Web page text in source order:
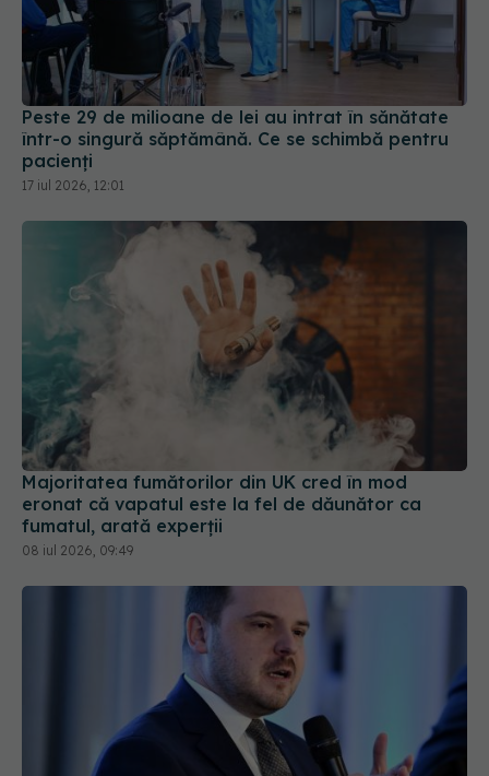
Peste 29 de milioane de lei au intrat în sănătate
într-o singură săptămână. Ce se schimbă pentru
pacienți
17 iul 2026, 12:01
Majoritatea fumătorilor din UK cred în mod
eronat că vapatul este la fel de dăunător ca
fumatul, arată experții
08 iul 2026, 09:49